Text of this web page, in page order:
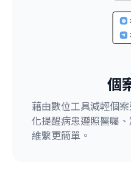
個
藉由數位工具減輕個
化提醒病患遵照醫囑
維繫更簡單。